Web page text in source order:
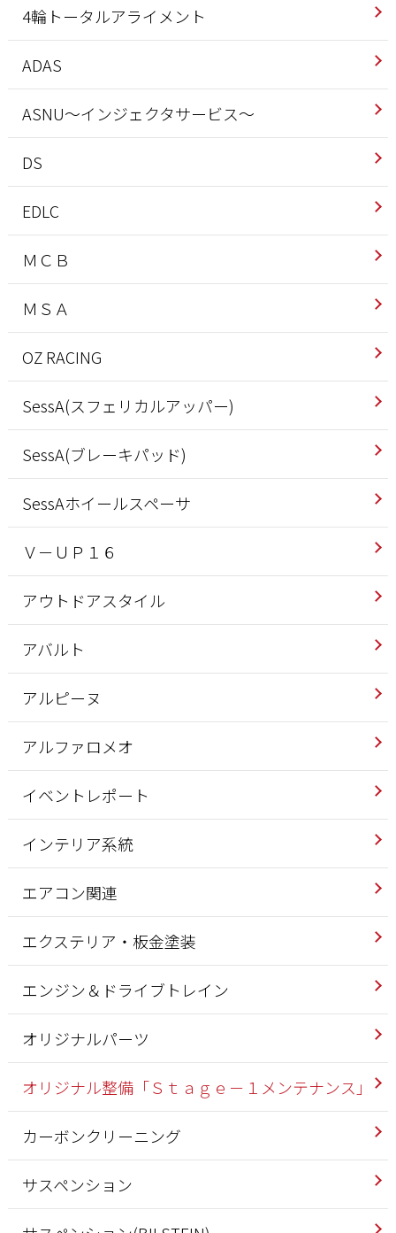
4輪トータルアライメント
ADAS
ASNU～インジェクタサービス～
DS
EDLC
ＭＣＢ
ＭＳＡ
OZ RACING
SessA(スフェリカルアッパー)
SessA(ブレーキパッド)
SessAホイールスペーサ
Ｖ－ＵＰ１６
アウトドアスタイル
アバルト
アルピーヌ
アルファロメオ
イベントレポート
インテリア系統
エアコン関連
エクステリア・板金塗装
エンジン＆ドライブトレイン
オリジナルパーツ
オリジナル整備「Ｓｔａｇｅ－１メンテナンス」
カーボンクリーニング
サスペンション